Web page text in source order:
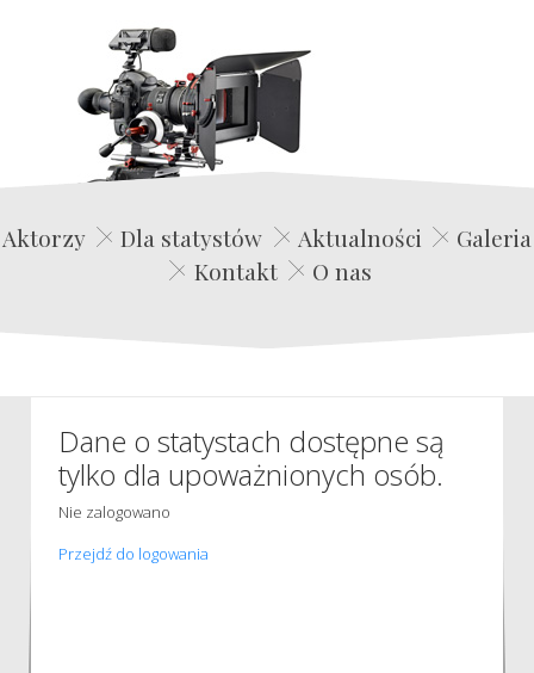
Edwin Film Agencja Aktorska
Aktorzy Dla statystów Aktualności
Galeria
Kontakt
O nas
Dane o statystach dostępne są
tylko dla upoważnionych osób.
Nie zalogowano
Przejdź do logowania